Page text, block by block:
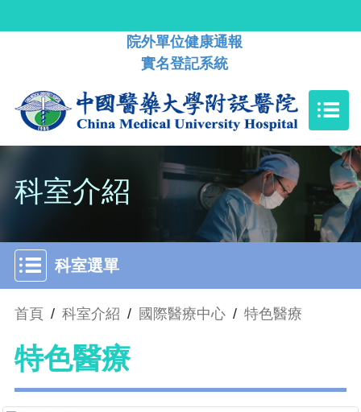
院外單位健康通報
實名登記系統
科室介紹
科室選單
首頁 / 科室介紹 / 國際醫療中心 / 特色醫療
特色醫療